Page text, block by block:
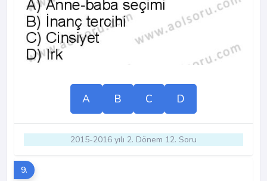
A B C D
2015-2016 yılı 2. Dönem 12. Soru
9.